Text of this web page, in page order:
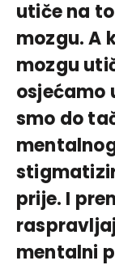
utiče na
mozgu. A
mozgu
osjećamo
smo do
prije. I
mentalni